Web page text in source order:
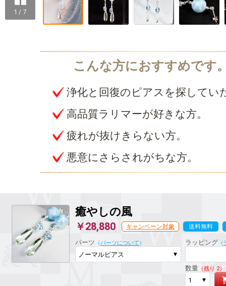
1 / 7
浄化と回復のピアスを探してい
高品質ラリマーが好きな方。
疲れが抜けきらない方。
悪意にさらされがちな方。
癒やしの風
￥28,880 キャンペーン対象
送料無料
ラッピング対応
パーツ （パーツについて ） ラッピング（
数量（残り 2）